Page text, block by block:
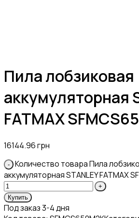
Пила лобзиковая
аккумуляторная
FATMAX
16144.96грн
Количество товара Пила
аккумуляторная STANLEY FATMAX
Купить
Под заказ 3-4 дня